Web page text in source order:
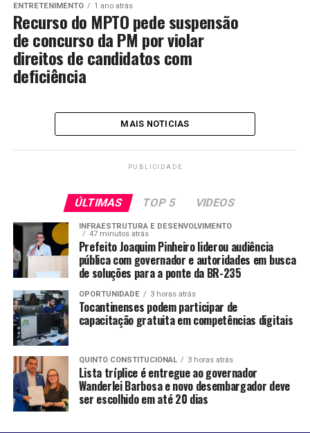
ENTRETENIMENTO 1 ano atrás
Recurso do MPTO pede suspensão
de concurso da PM por violar
direitos de candidatos com
deficiência
MAIS NOTICIAS
PUBLICIDADE
ÚLTIMAS TOP 5 VIDEOS
INFRAESTRUTURA E DESENVOLVIMENTO
47 minutos atrás
Prefeito Joaquim Pinheiro liderou audiência
pública com governador e autoridades em busca
de soluções para a ponte da BR-235
OPORTUNIDADE 3 horas atrás
Tocantinenses podem participar de
capacitação gratuita em competências digitais
QUINTO CONSTITUCIONAL 3 horas atrás
Lista tríplice é entregue ao governador
Wanderlei Barbosa e novo desembargador deve
ser escolhido em até 20 dias